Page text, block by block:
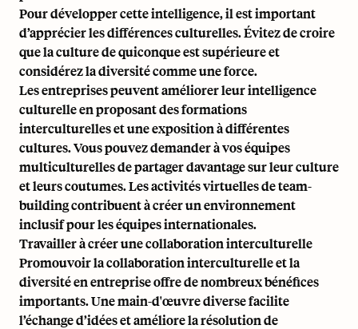
Pour développer cette intelligence, il est important
d’apprécier les différences culturelles. Évitez de croire
que la culture de quiconque est supérieure et
considérez la diversité comme une force.
Les entreprises peuvent améliorer leur intelligence
culturelle en proposant des formations
interculturelles et une exposition à différentes
cultures. Vous pouvez demander à vos équipes
multiculturelles de partager davantage sur leur culture
et leurs coutumes. Les activités virtuelles de team-
building contribuent à créer unenvironnement
inclusifpour les équipes internationales.
Travailler à créer une collaboration interculturelle
Promouvoir la collaboration interculturelle et la
diversité en entreprise offre de nombreux bénéfices
importants. Une main-d'œuvre diverse facilite
l’échange d’idées et améliore la résolution de